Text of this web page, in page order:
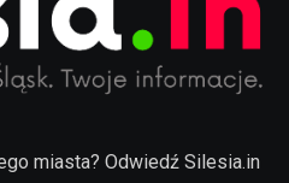
miasta? Odwiedź Silesia.in